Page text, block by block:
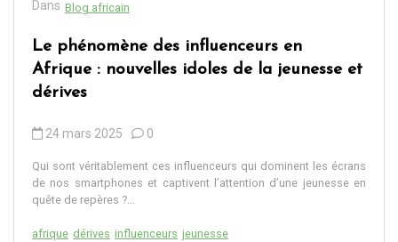
Dans Blog africain
Le phénomène des influenceurs en
Afrique : nouvelles idoles de la jeunesse et
dérives
24 mars 2025 0
Qui sont véritablement ces influenceurs qui dominent les écrans
de nos smartphones et captivent l’attention d’une jeunesse en
quête de repères ?...
afrique dérives influenceurs jeunesse